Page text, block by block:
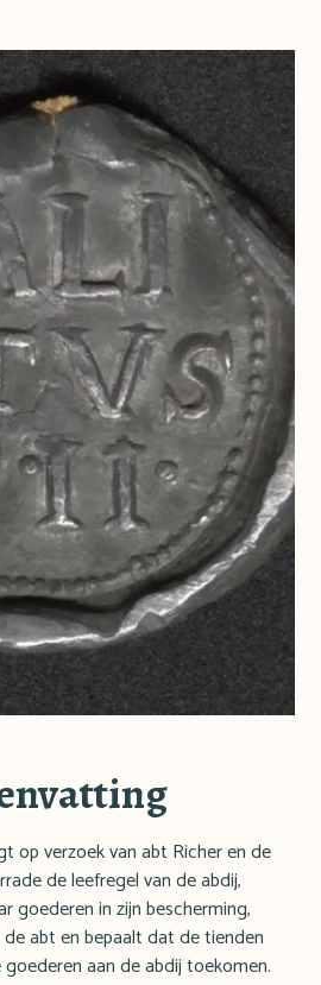
op verzoek van abt Richer en de
de leefregel van de abdij,
goederen in zijn bescherming,
abt en bepaalt dat de tienden
aan de abdij toekomen.